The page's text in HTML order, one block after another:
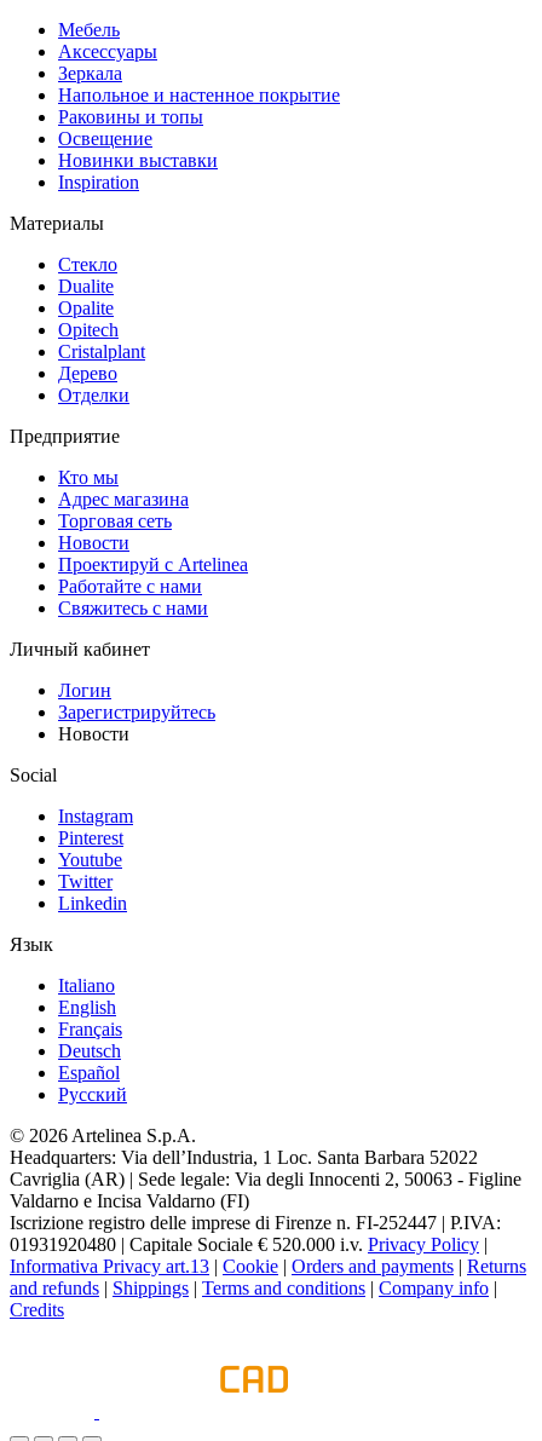
Мебель
Аксессуары
Зеркала
Напольное и настенное покрытие
Раковины и топы
Освещение
Hовинки выставки
Inspiration
Материалы
Стекло
Dualite
Opalite
Opitech
Cristalplant
Дерево
Отделки
Предприятие
Кто мы
Адрес магазина
Торговая сеть
Новости
Проектируй с Artelinea
Работайте с нами
Свяжитесь с нами
Личный кабинет
Логин
Зарегистрируйтесь
Новости
Social
Instagram
Pinterest
Youtube
Twitter
Linkedin
Язык
Italiano
English
Français
Deutsch
Español
Pусский
© 2026 Artelinea S.p.A.
Headquarters: Via dell’Industria, 1 Loc. Santa Barbara 52022
Cavriglia (AR) | Sede legale: Via degli Innocenti 2, 50063 - Figline
Valdarno e Incisa Valdarno (FI)
Iscrizione registro delle imprese di Firenze n. FI-252447 | P.IVA:
01931920480 | Capitale Sociale € 520.000 i.v. Privacy Policy |
Informativa Privacy art.13 | Cookie | Orders and payments | Returns
and refunds | Shippings | Terms and conditions | Company info |
Credits